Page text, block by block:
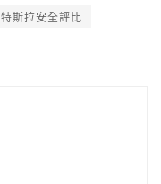
特斯拉安全評比